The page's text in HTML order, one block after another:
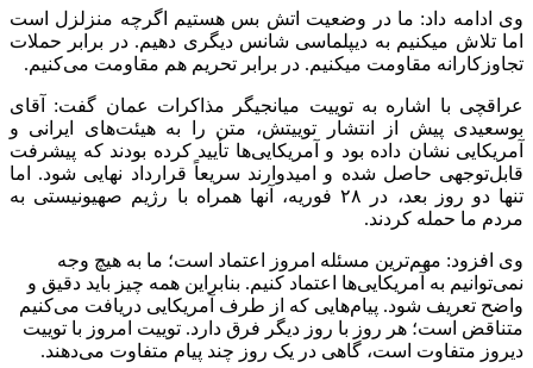
وی ادامه داد: ما در وضعیت اتش بس هستیم اگرچه منزلزل است
اما تلاش میکنیم به دیپلماسی شانس دیگری دهیم. در برابر حملات
تجاوزکارانه مقاومت میکنیم. در برابر تحریم هم مقاومت می‌کنیم.
عراقچی با اشاره به توییت میانجیگر مذاکرات عمان گفت: آقای
بوسعیدی پیش از انتشار توییتش، متن را به هیئت‌های ایرانی و
آمریکایی نشان داده بود و آمریکایی‌ها تأیید کرده بودند که پیشرفت
قابل‌توجهی حاصل شده و امیدوارند سریعاً قرارداد نهایی شود. اما
تنها دو روز بعد، در ۲۸ فوریه، آنها همراه با رژیم صهیونیستی به
مردم ما حمله کردند.
وی افزود: مهم‌ترین مسئله امروز اعتماد است؛ ما به هیچ وجه
نمی‌توانیم به آمریکایی‌ها اعتماد کنیم. بنابراین همه چیز باید دقیق و
واضح تعریف شود. پیام‌هایی که از طرف آمریکایی دریافت می‌کنیم
متناقض است؛ هر روز با روز دیگر فرق دارد. توییت امروز با توییت
دیروز متفاوت است، گاهی در یک روز چند پیام متفاوت می‌دهند.